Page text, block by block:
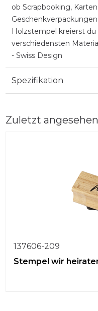
ob Scrapbooking,
Holzstempel kreierst
verschiedensten
- Swiss Design
Spezifikation
Zuletzt angesehen
137606-209
Stempel wir